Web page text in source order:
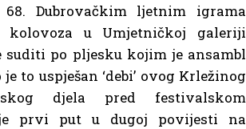
Dubrovačkim ljetnim igrama
kolovoza u Umjetničkoj galeriji
suditi po pljesku kojim je ansambl
to uspješan ‘debi’ ovog Krležinog
djela pred festivalskom
prvi put u dugoj povijesti na